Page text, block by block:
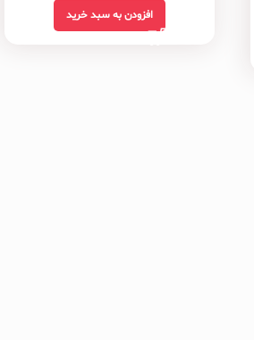
افزودن به سبد خرید